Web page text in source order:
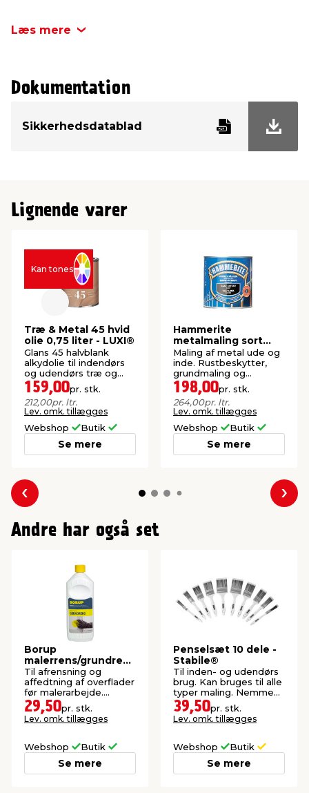
Mærke
Tørretid 24 timer
Læs mere
Dokumentation
Sikkerhedsdatablad
Lignende varer
Kan tones
Træ & Metal 45 hvid
olie 0,75 liter - LUXI®
Glans 45 halvblank
alkydolie til indendørs
og udendørs træ og
metal.
159,00pr. stk.
212,00pr. ltr.
Lev. omk. tillægges
Webshop Butik
Se mere
Hammerite
metalmaling sort
glat effekt 750 ml
Maling af metal ude og
inde. Rustbeskytter,
grundmaling og
slutmaling i én.
198,00pr. stk.
264,00pr. ltr.
Lev. omk. tillægges
Webshop Butik
Se mere
Forrige
Andre har også set
Borup
malerrens/grundrens
1 liter
Til afrensning og
affedtning af overflader
før malerarbejde.
Koncentreret.
29,50pr. stk.
Lev. omk. tillægges
Webshop Butik
Se mere
Penselsæt 10 dele -
Stabile®
Til inden- og udendørs
brug. Kan bruges til alle
typer maling. Nemme
at rengøre.
39,50pr. stk.
Lev. omk. tillægges
Webshop Butik
Se mere